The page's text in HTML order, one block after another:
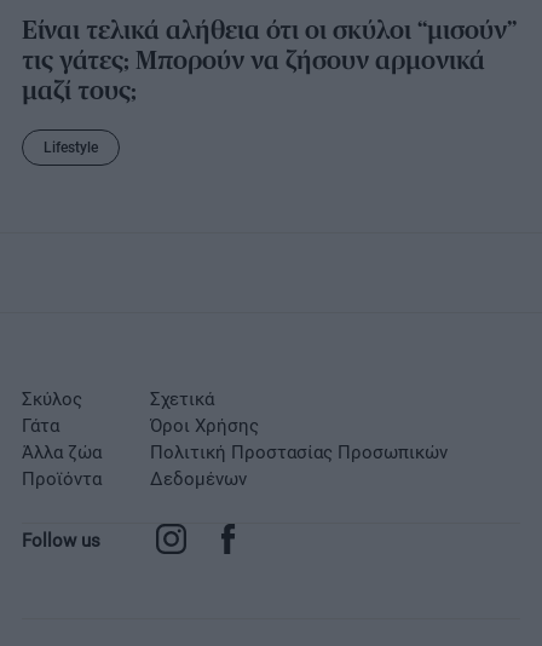
Είναι τελικά αλήθεια ότι οι σκύλοι “μισούν”
τις γάτες; Μπορούν να ζήσουν αρμονικά
μαζί τους;
Lifestyle
Σκύλος
Γάτα
Άλλα ζώα
Προϊόντα
Σχετικά
Όροι Χρήσης
Πολιτική Προστασίας Προσωπικών
Δεδομένων
Follow us